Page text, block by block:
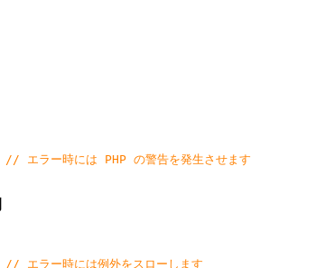
// エラー時には PHP の警告を発生させます
// エラー時には例外をスローします